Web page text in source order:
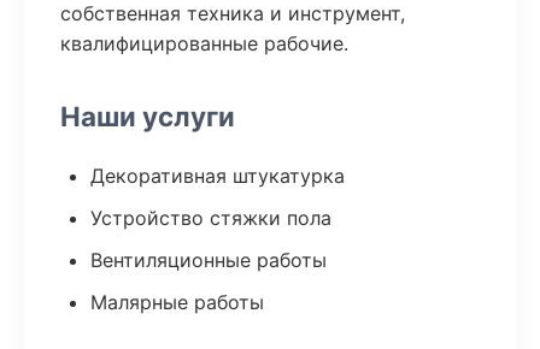
собственная техника и инструмент,
квалифицированные рабочие.
Наши услуги
Декоративная штукатурка
Устройство стяжки пола
Вентиляционные работы
Малярные работы